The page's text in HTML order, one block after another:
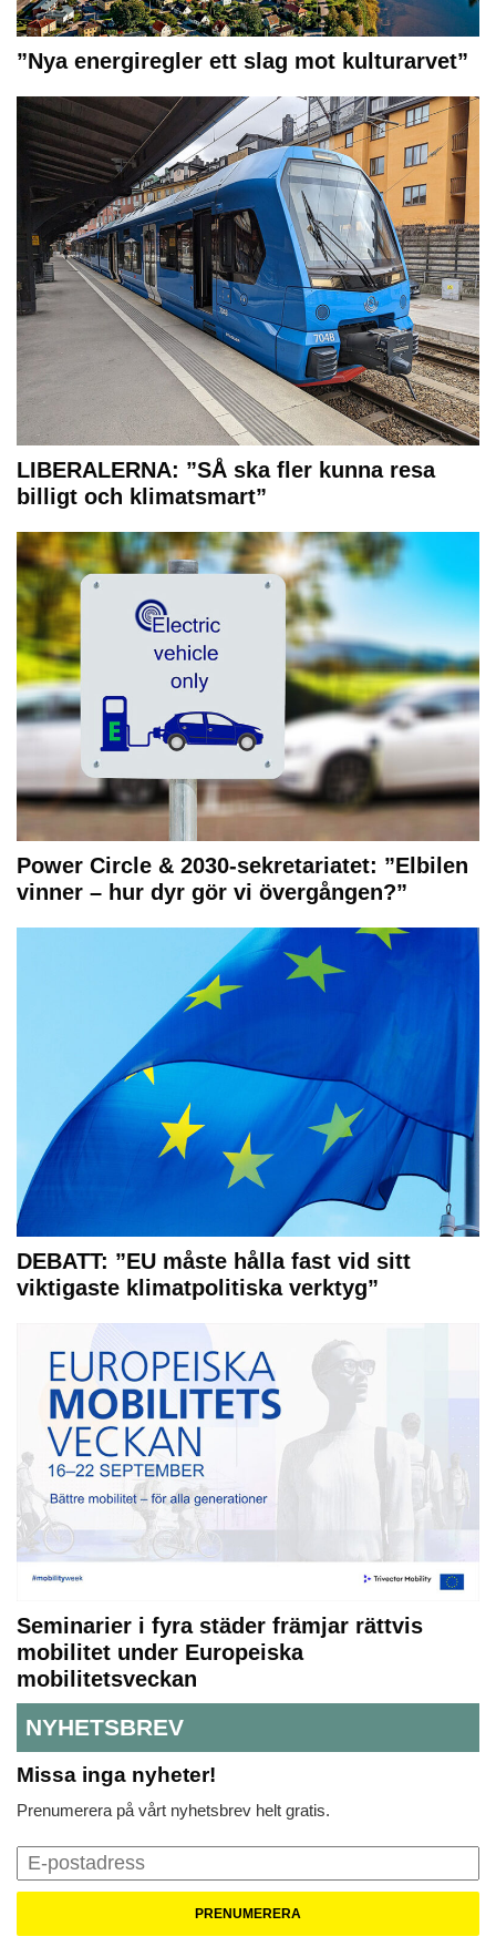
”Nya energiregler ett slag mot kulturarvet”
LIBERALERNA: ”SÅ ska fler kunna resa
billigt och klimatsmart”
Power Circle & 2030-sekretariatet: ”Elbilen
vinner – hur dyr gör vi övergången?”
DEBATT: ”EU måste hålla fast vid sitt
viktigaste klimatpolitiska verktyg”
Seminarier i fyra städer främjar rättvis
mobilitet under Europeiska
mobilitetsveckan
NYHETSBREV
Missa inga nyheter!
Prenumerera på vårt nyhetsbrev helt gratis.